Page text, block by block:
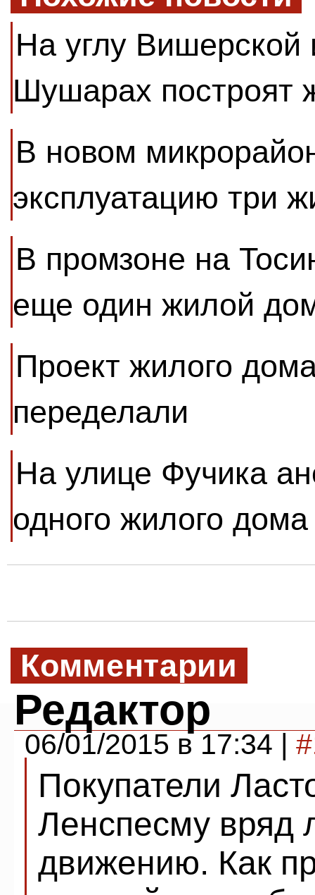
На углу Вишерской
Шушарах построят
В новом
эксплуатацию три
В промзоне на
еще один жилой
Проект жилого
переделали
На улице Фучика
одного жилого
Комментарии
Редактор
06/01/2015 в 17:34 |
Покупатели
Ленспесму вряд
движению. Как